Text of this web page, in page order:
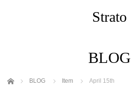
Strato
BLOG
ホーム BLOG Item April 15th